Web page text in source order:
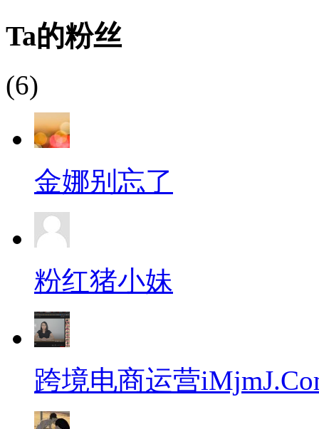
Ta的粉丝
(6)
金娜别忘了
粉红猪小妹
跨境电商运营